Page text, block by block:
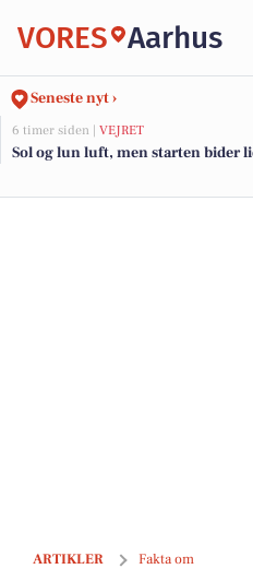
VORES Aarhus
Seneste nyt ›
6 timer siden | VEJRET
Sol og lun luft, men starten bider
ARTIKLER Fakta om
Huspriserne går op i Aarhus